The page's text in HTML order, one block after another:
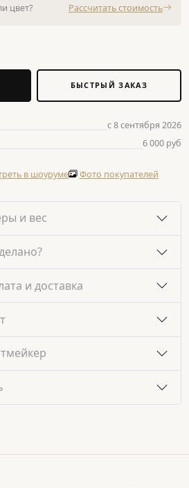
цвет? Рассчитать стоимость
БЫСТРЫЙ ЗАКАЗ
с 8 сентября 2026
6 000 руб
в шоуруме Фото покупателей
и вес
и доставка